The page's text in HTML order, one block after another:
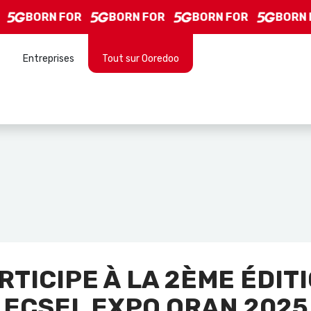
BORN FOR BORN FOR BORN FOR BORN
Entreprises Tout sur Ooredoo
À LA 2ÈME